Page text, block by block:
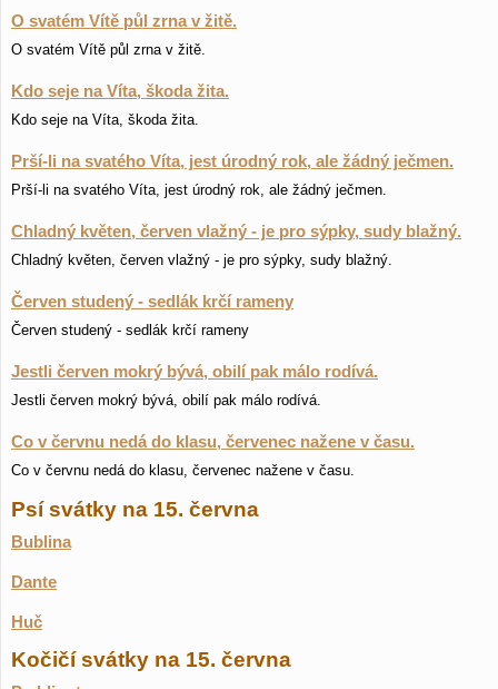
O svatém Vítě půl zrna v žitě.
O svatém Vítě půl zrna v žitě.
Kdo seje na Víta, škoda žita.
Kdo seje na Víta, škoda žita.
Prší-li na svatého Víta, jest úrodný rok, ale žádný ječmen.
Prší-li na svatého Víta, jest úrodný rok, ale žádný ječmen.
Chladný květen, červen vlažný - je pro sýpky, sudy blažný.
Chladný květen, červen vlažný - je pro sýpky, sudy blažný.
Červen studený - sedlák krčí rameny
Červen studený - sedlák krčí rameny
Jestli červen mokrý bývá, obilí pak málo rodívá.
Jestli červen mokrý bývá, obilí pak málo rodívá.
Co v červnu nedá do klasu, červenec nažene v času.
Co v červnu nedá do klasu, červenec nažene v času.
Psí svátky na 15. června
Bublina
Dante
Huč
Kočičí svátky na 15. června